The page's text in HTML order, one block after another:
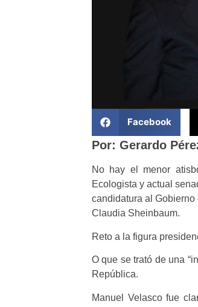
Facebook
Por: Gerardo
No hay el menor
Ecologista y actual
candidatura al
Claudia Sheinbaum.
Reto a la figura
O que se trató de una
República.
Manuel Velasco fue